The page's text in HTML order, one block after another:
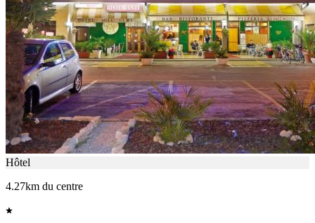
Hôtel
4.27km du centre